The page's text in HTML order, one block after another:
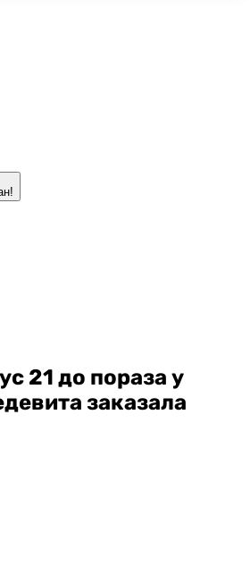
21 до пораза у
заказала